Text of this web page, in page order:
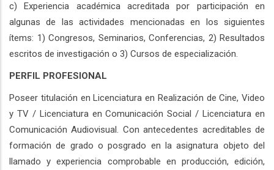
c) Experiencia académica acreditada por participación en
algunas de las actividades mencionadas en los siguientes
ítems: 1) Congresos, Seminarios, Conferencias, 2) Resultados
escritos de investigación o 3) Cursos de especialización.
PERFIL PROFESIONAL
Poseer titulación en Licenciatura en Realización de Cine, Video
y TV / Licenciatura en Comunicación Social / Licenciatura en
Comunicación Audiovisual. Con antecedentes acreditables de
formación de grado o posgrado en la asignatura objeto del
llamado y experiencia comprobable en producción, edición,